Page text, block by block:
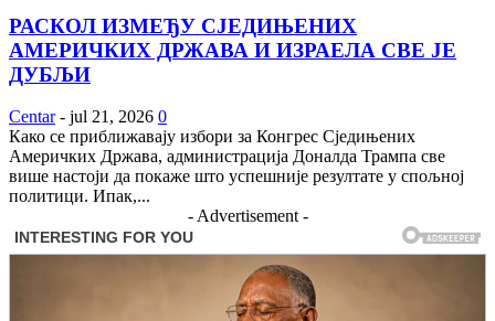
РАСКОЛ ИЗМЕЂУ СЈЕДИЊЕНИХ
АМЕРИЧКИХ ДРЖАВА И ИЗРАЕЛА СВЕ ЈЕ
ДУБЉИ
Centar - jul 21, 2026 0
Како се приближавају избори за Конгрес Сједињених
Америчких Држава, администрација Доналда Трампа све
више настоји да покаже што успешније резултате у спољној
политици. Ипак,...
- Advertisement -